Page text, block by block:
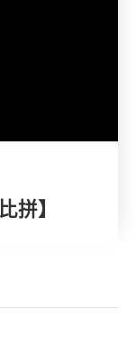
拼】